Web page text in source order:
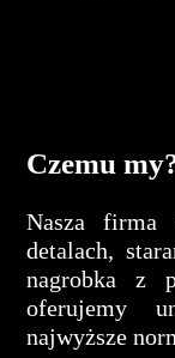
Czemu
Nasza firma
detalach,
nagrobka z
oferujemy
najwyższe